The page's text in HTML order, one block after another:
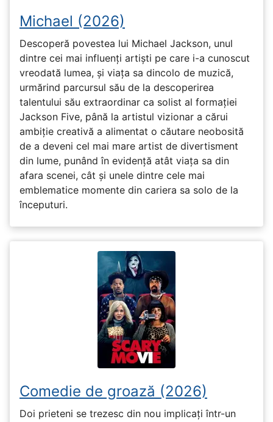
Michael (2026)
Descoperă povestea lui Michael Jackson, unul
dintre cei mai influenți artiști pe care i-a cunoscut
vreodată lumea, și viața sa dincolo de muzică,
urmărind parcursul său de la descoperirea
talentului său extraordinar ca solist al formației
Jackson Five, până la artistul vizionar a cărui
ambiție creativă a alimentat o căutare neobosită
de a deveni cel mai mare artist de divertisment
din lume, punând în evidență atât viața sa din
afara scenei, cât și unele dintre cele mai
emblematice momente din cariera sa solo de la
începuturi.
Comedie de groază (2026)
Doi prieteni se trezesc din nou implicați într-un